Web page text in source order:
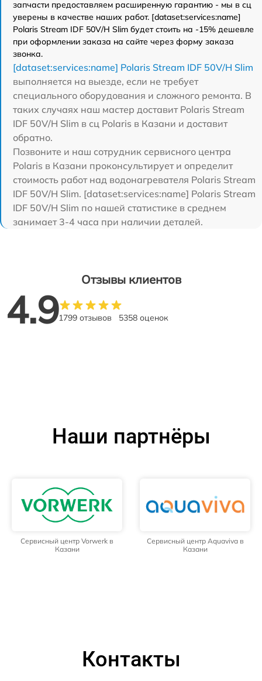
запчасти предоставляем расширенную гарантию - мы в сц
уверены в качестве наших работ. [dataset:services:name]
Polaris Stream IDF 50V/H Slim будет стоить на -15% дешевле
при оформлении заказа на сайте через форму заказа
звонка.
[dataset:services:name] Polaris Stream IDF 50V/H Slim
выполняется на выезде, если не требует
специального оборудования и сложного ремонта. В
таких случаях наш мастер доставит Polaris Stream
IDF 50V/H Slim в сц Polaris в Казани и доставит
обратно.
Позвоните и наш сотрудник сервисного центра
Polaris в Казани проконсультирует и определит
стоимость работ над водонагревателя Polaris Stream
IDF 50V/H Slim. [dataset:services:name] Polaris Stream
IDF 50V/H Slim по нашей статистике в среднем
занимает 3-4 часа при наличии деталей.
Отзывы клиентов
4.91799 отзывов 5358 оценок
Наши партнёры
Сервисный центр Vorwerk в
Казани
Сервисный центр Aquaviva в
Казани
Контакты